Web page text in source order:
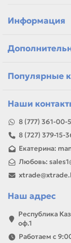
детали
или задачей,
ремонта,
Информация
Популярные
Наши
8 (777) 361-00-
8 (727) 379-15-
Екатерина:
Любовь:
Наш адрес
Республика
оф.1
Работаем с